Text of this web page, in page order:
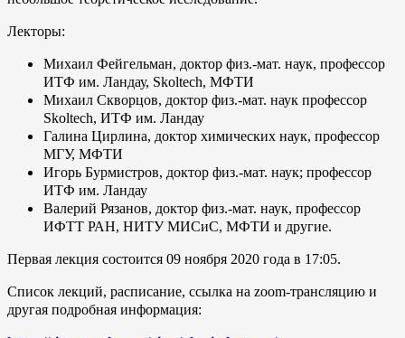
Лекторы:
Михаил Фейгельман, доктор физ.-мат. наук, профессор
ИТФ им. Ландау, Skoltech, МФТИ
Михаил Скворцов, доктор физ.-мат. наук профессор
Skoltech, ИТФ им. Ландау
Галина Цирлина, доктор химических наук, профессор
МГУ, МФТИ
Игорь Бурмистров, доктор физ.-мат. наук; профессор
ИТФ им. Ландау
Валерий Рязанов, доктор физ.-мат. наук, профессор
ИФТТ РАН, НИТУ МИСиС, МФТИ и другие.
Первая лекция состоится 09 ноября 2020 года в 17:05.
Список лекций, расписание, ссылка на zoom-трансляцию и
другая подробная информация: